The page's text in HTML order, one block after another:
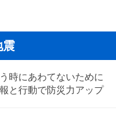
震
時にあわてないために
と行動で防災力アップ